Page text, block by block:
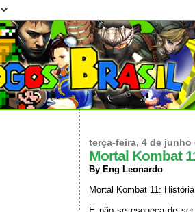
terça-feira, 4 de junho
Mortal Kombat
By Eng Leonardo
Mortal Kombat 11: